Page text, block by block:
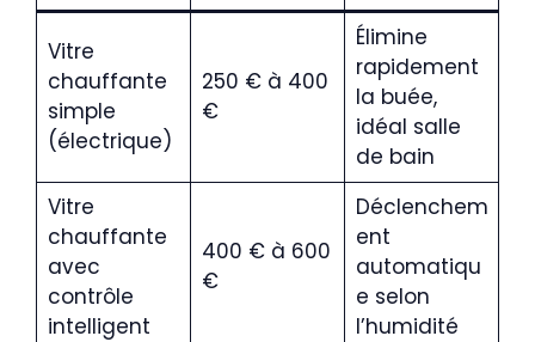
Vitre
chauffante
simple
(électrique)
250 € à 400
€
Élimine
rapidement
la buée,
idéal salle
de bain
Vitre
chauffante
avec
contrôle
intelligent
400 € à 600
€
Déclenchem
ent
automatiqu
e selon
l’humidité